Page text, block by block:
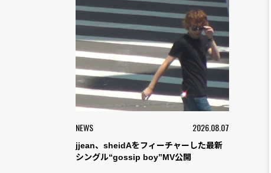
NEWS 2026.08.07
jjean、sheidAをフィーチャーした最新
シングル“gossip boy”MV公開